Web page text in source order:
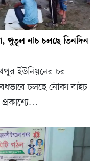
পুতুল নাচ চলছে তিনদিন
ইউনিয়নের চর
চলছে নৌকা বাইচ
প্রকাশ্যে…